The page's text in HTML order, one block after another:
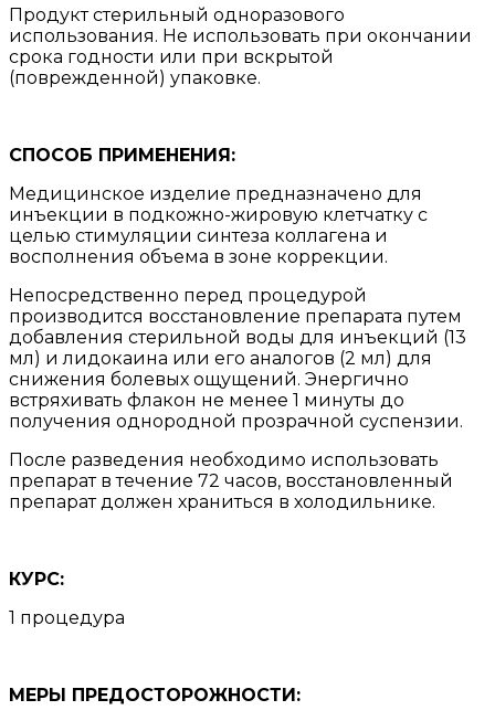
Продукт стерильный одноразового
использования. Не использовать при окончании
срока годности или при вскрытой
(поврежденной) упаковке.
СПОСОБ ПРИМЕНЕНИЯ:
Медицинское изделие предназначено для
инъекции в подкожно-жировую клетчатку с
целью стимуляции синтеза коллагена и
восполнения объема в зоне коррекции.
Непосредственно перед процедурой
производится восстановление препарата путем
добавления стерильной воды для инъекций (13
мл) и лидокаина или его аналогов (2 мл) для
снижения болевых ощущений. Энергично
встряхивать флакон не менее 1 минуты до
получения однородной прозрачной суспензии.
После разведения необходимо использовать
препарат в течение 72 часов, восстановленный
препарат должен храниться в холодильнике.
КУРС:
1 процедура
МЕРЫ ПРЕДОСТОРОЖНОСТИ: